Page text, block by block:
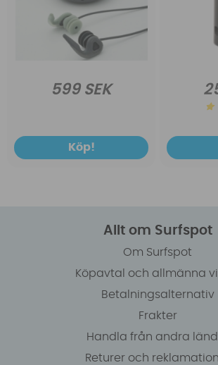
599 SEK
Köp!
Allt om Surfspot
Om Surfspot
Köpavtal och allmänna
Betalningsalternativ
Frakter
Handla från andra
Returer och